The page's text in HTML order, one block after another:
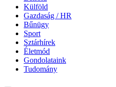
Külföld
Gazdaság / HR
Bűnügy
Sport
Sztárhírek
Életmód
Gondolataink
Tudomány